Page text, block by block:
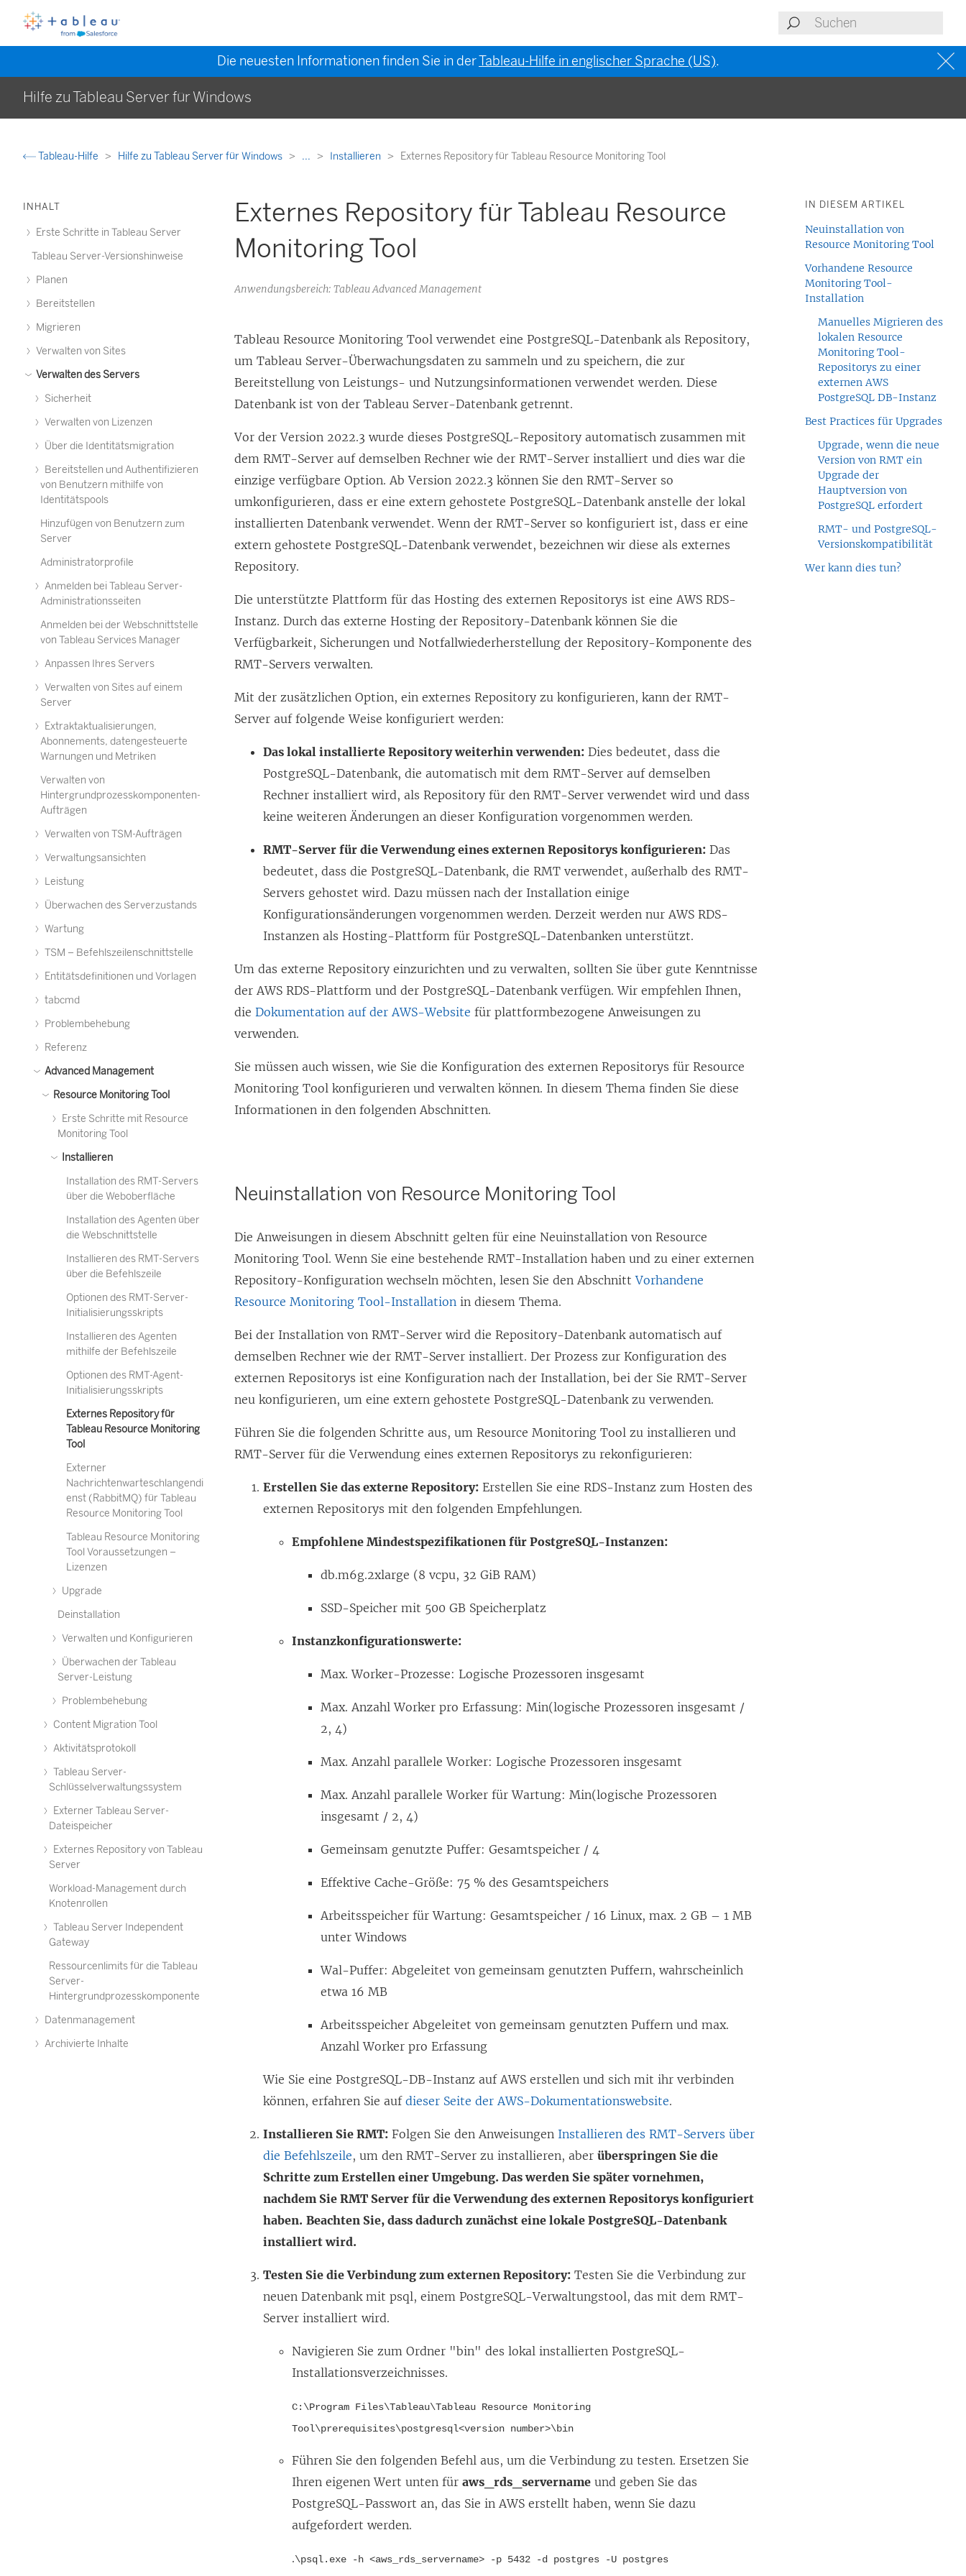
Die neuesten Informationen finden Sie in derTableau-Hilfe in englischer Sprache (US).
Hilfe zu Tableau Server für Windows
Tableau-Hilfe Hilfe zu Tableau Server für Windows ... Installieren Externes Repository für Tableau Resource Monitoring Tool
INHALT
Erste Schritte in Tableau Server
Tableau Server-Versionshinweise
Planen
Bereitstellen
Migrieren
Verwalten von Sites
Verwalten des Servers
Sicherheit
Verwalten von Lizenzen
Über die Identitätsmigration
Bereitstellen und Authentifizieren
von Benutzern mithilfe von
Identitätspools
Hinzufügen von Benutzern zum
Server
Administratorprofile
Anmelden bei Tableau Server-
Administrationsseiten
Anmelden bei der Webschnittstelle
von Tableau Services Manager
Anpassen Ihres Servers
Verwalten von Sites auf einem
Server
Extraktaktualisierungen,
Abonnements, datengesteuerte
Warnungen und Metriken
Verwalten von
Hintergrundprozesskomponenten-
Aufträgen
Verwalten von TSM-Aufträgen
Verwaltungsansichten
Leistung
Überwachen des Serverzustands
Wartung
TSM – Befehlszeilenschnittstelle
Entitätsdefinitionen und Vorlagen
tabcmd
Problembehebung
Referenz
Advanced Management
Resource Monitoring Tool
Erste Schritte mit Resource
Monitoring Tool
Installieren
Installation des RMT-Servers
über die Weboberfläche
Installation des Agenten über
die Webschnittstelle
Installieren des RMT-Servers
über die Befehlszeile
Optionen des RMT-Server-
Initialisierungsskripts
Installieren des Agenten
mithilfe der Befehlszeile
Optionen des RMT-Agent-
Initialisierungsskripts
Externes Repository für
Tableau Resource Monitoring
Tool
Externer
Nachrichtenwarteschlangendi
enst (RabbitMQ) für Tableau
Resource Monitoring Tool
Tableau Resource Monitoring
Tool Voraussetzungen –
Lizenzen
Upgrade
Deinstallation
Verwalten und Konfigurieren
Überwachen der Tableau
Server-Leistung
Problembehebung
Content Migration Tool
Aktivitätsprotokoll
Tableau Server-
Schlüsselverwaltungssystem
Externer Tableau Server-
Dateispeicher
Externes Repository von Tableau
Server
Workload-Management durch
Knotenrollen
Tableau Server Independent
Gateway
Ressourcenlimits für die Tableau
Server-
Hintergrundprozesskomponente
Datenmanagement
Archivierte Inhalte
Externes Repository für Tableau Resource
Monitoring Tool
Anwendungsbereich: Tableau Advanced Management
Tableau Resource Monitoring Tool verwendet eine PostgreSQL-Datenbank als Repository,
um Tableau Server-Überwachungsdaten zu sammeln und zu speichern, die zur
Bereitstellung von Leistungs- und Nutzungsinformationen verwendet werden. Diese
Datenbank ist von der Tableau Server-Datenbank getrennt.
Vor der Version 2022.3 wurde dieses PostgreSQL-Repository automatisch zusammen mit
dem RMT-Server auf demselben Rechner wie der RMT-Server installiert und dies war die
einzige verfügbare Option. Ab Version 2022.3 können Sie den RMT-Server so
umkonfigurieren, dass er eine extern gehostete PostgreSQL-Datenbank anstelle der lokal
installierten Datenbank verwendet. Wenn der RMT-Server so konfiguriert ist, dass er eine
extern gehostete PostgreSQL-Datenbank verwendet, bezeichnen wir diese als externes
Repository.
Die unterstützte Plattform für das Hosting des externen Repositorys ist eine AWS RDS-
Instanz. Durch das externe Hosting der Repository-Datenbank können Sie die
Verfügbarkeit, Sicherungen und Notfallwiederherstellung der Repository-Komponente des
RMT-Servers verwalten.
Mit der zusätzlichen Option, ein externes Repository zu konfigurieren, kann der RMT-
Server auf folgende Weise konfiguriert werden:
Das lokal installierte Repository weiterhin verwenden: Dies bedeutet, dass die
PostgreSQL-Datenbank, die automatisch mit dem RMT-Server auf demselben
Rechner installiert wird, als Repository für den RMT-Server verwendet wird und dass
keine weiteren Änderungen an dieser Konfiguration vorgenommen werden.
RMT-Server für die Verwendung eines externen Repositorys konfigurieren: Das
bedeutet, dass die PostgreSQL-Datenbank, die RMT verwendet, außerhalb des RMT-
Servers gehostet wird. Dazu müssen nach der Installation einige
Konfigurationsänderungen vorgenommen werden. Derzeit werden nur AWS RDS-
Instanzen als Hosting-Plattform für PostgreSQL-Datenbanken unterstützt.
Um das externe Repository einzurichten und zu verwalten, sollten Sie über gute Kenntnisse
der AWS RDS-Plattform und der PostgreSQL-Datenbank verfügen. Wir empfehlen Ihnen,
dieDokumentation auf der AWS-Website für plattformbezogene Anweisungen zu
verwenden.
Sie müssen auch wissen, wie Sie die Konfiguration des externen Repositorys fürResource
Monitoring Tool konfigurieren und verwalten können. In diesem Thema finden Sie diese
Informationen in den folgenden Abschnitten.
Neuinstallation von Resource Monitoring Tool
Die Anweisungen in diesem Abschnitt gelten für eine Neuinstallation vonResource
Monitoring Tool. Wenn Sie eine bestehende RMT-Installation haben und zu einer externen
Repository-Konfiguration wechseln möchten, lesen Sie den AbschnittVorhandene
Resource Monitoring Tool-Installation in diesem Thema.
Bei der Installation von RMT-Server wird die Repository-Datenbank automatisch auf
demselben Rechner wie der RMT-Server installiert. Der Prozess zur Konfiguration des
externen Repositorys ist eine Konfiguration nach der Installation, bei der Sie RMT-Server
neu konfigurieren, um eine extern gehostete PostgreSQL-Datenbank zu verwenden.
Führen Sie die folgenden Schritte aus, umResource Monitoring Tool zu installieren und
RMT-Server für die Verwendung eines externen Repositorys zu rekonfigurieren:
Erstellen Sie das externe Repository: Erstellen Sie eine RDS-Instanz zum Hosten des
externen Repositorys mit den folgenden Empfehlungen.
Empfohlene Mindestspezifikationen für PostgreSQL-Instanzen:
db.m6g.2xlarge (8 vcpu, 32 GiB RAM)
SSD-Speicher mit 500 GB Speicherplatz
Instanzkonfigurationswerte:
Max. Worker-Prozesse: Logische Prozessoren insgesamt
Max. Anzahl Worker pro Erfassung: Min(logische Prozessoren insgesamt /
2, 4)
Max. Anzahl parallele Worker: Logische Prozessoren insgesamt
Max. Anzahl parallele Worker für Wartung: Min(logische Prozessoren
insgesamt / 2, 4)
Gemeinsam genutzte Puffer: Gesamtspeicher / 4
Effektive Cache-Größe: 75 % des Gesamtspeichers
Arbeitsspeicher für Wartung: Gesamtspeicher / 16 Linux, max. 2 GB – 1 MB
unter Windows
Wal-Puffer: Abgeleitet von gemeinsam genutzten Puffern, wahrscheinlich
etwa 16 MB
Arbeitsspeicher Abgeleitet von gemeinsam genutzten Puffern und max.
Anzahl Worker pro Erfassung
Wie Sie eine PostgreSQL-DB-Instanz auf AWS erstellen und sich mit ihr verbinden
können, erfahren Sie aufdieser Seite der AWS-Dokumentationswebsite.
Installieren Sie RMT: Folgen Sie den Anweisungen Installieren des RMT-Servers über
die Befehlszeile, um den RMT-Server zu installieren, aberüberspringen Sie die
Schritte zum Erstellen einer Umgebung. Das werden Sie später vornehmen,
nachdem Sie RMT Server für die Verwendung des externen Repositorys konfiguriert
haben. Beachten Sie, dass dadurch zunächst eine lokale PostgreSQL-Datenbank
installiert wird.
Testen Sie die Verbindung zum externen Repository: Testen Sie die Verbindung zur
neuen Datenbank mit psql, einem PostgreSQL-Verwaltungstool, das mit dem RMT-
Server installiert wird.
Navigieren Sie zum Ordner "bin" des lokal installierten PostgreSQL-
Installationsverzeichnisses.
C:\Program Files\Tableau\Tableau Resource Monitoring
Tool\prerequisites\postgresql<version number>\bin
Führen Sie den folgenden Befehl aus, um die Verbindung zu testen. Ersetzen Sie
Ihren eigenen Wert unten füraws_rds_servername und geben Sie das
PostgreSQL-Passwort an, das Sie in AWS erstellt haben, wenn Sie dazu
aufgefordert werden.
.\psql.exe -h <aws_rds_servername> -p 5432 -d postgres -U postgres
IN DIESEM ARTIKEL
Neuinstallation von
Resource Monitoring Tool
Vorhandene Resource
Monitoring Tool-
Installation
Manuelles Migrieren des
lokalen Resource
Monitoring Tool-
Repositorys zu einer
externen AWS
PostgreSQL DB-Instanz
Best Practices für Upgrades
Upgrade, wenn die neue
Version von RMT ein
Upgrade der
Hauptversion von
PostgreSQL erfordert
RMT- und PostgreSQL-
Versionskompatibilität
Wer kann dies tun?